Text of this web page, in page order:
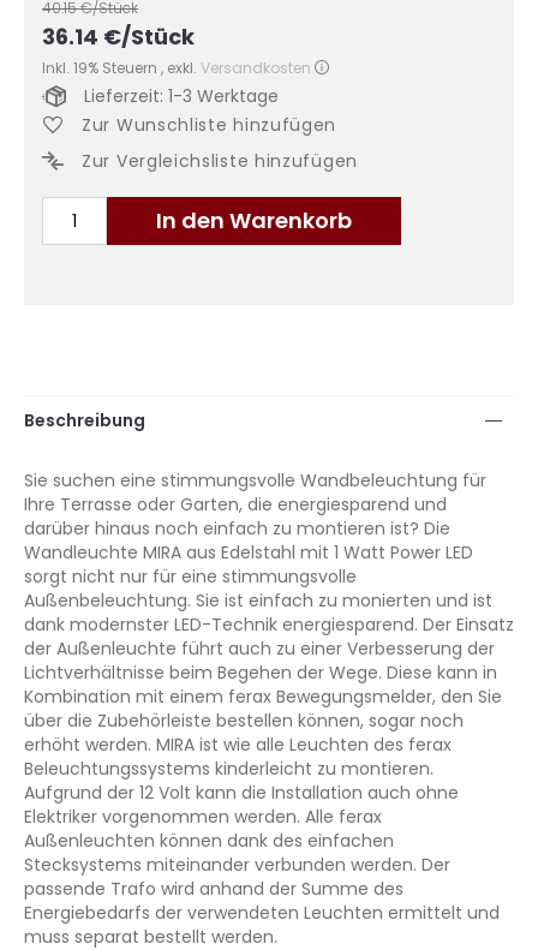
40.15€/Stück
36.14 €/Stück
Inkl. 19% Steuern , exkl. Versandkosten
In den Warenkorb
Lieferzeit: 1-3 Werktage
Zur Wunschliste hinzufügen
Zur Vergleichsliste hinzufügen
Beschreibung
Sie suchen eine stimmungsvolle Wandbeleuchtung für
Ihre Terrasse oder Garten, die energiesparend und
darüber hinaus noch einfach zu montieren ist? Die
Wandleuchte MIRA aus Edelstahl mit 1 Watt Power LED
sorgt nicht nur für eine stimmungsvolle
Außenbeleuchtung. Sie ist einfach zu monierten und ist
dank modernster LED-Technik energiesparend. Der Einsatz
der Außenleuchte führt auch zu einer Verbesserung der
Lichtverhältnisse beim Begehen der Wege. Diese kann in
Kombination mit einem ferax Bewegungsmelder, den Sie
über die Zubehörleiste bestellen können, sogar noch
erhöht werden. MIRA ist wie alle Leuchten des ferax
Beleuchtungssystems kinderleicht zu montieren.
Aufgrund der 12 Volt kann die Installation auch ohne
Elektriker vorgenommen werden. Alle ferax
Außenleuchten können dank des einfachen
Stecksystems miteinander verbunden werden. Der
passende Trafo wird anhand der Summe des
Energiebedarfs der verwendeten Leuchten ermittelt und
muss separat bestellt werden.